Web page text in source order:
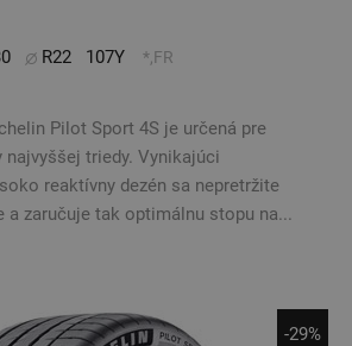
R22 107Y *,FR
Pilot Sport 4S je určená pre
najvyššej triedy. Vynikajúci
reaktívny dezén sa nepretržite
a zaručuje tak optimálnu stopu na...
-29%